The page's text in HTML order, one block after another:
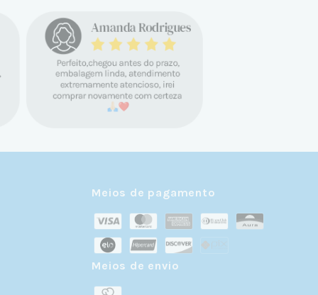
Meios de pagamento
Meios de envio